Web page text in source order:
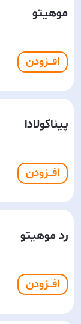
موهیتو
افـــزودن
پیناکولادا
افـــزودن
رد موهیتو
افـــزودن